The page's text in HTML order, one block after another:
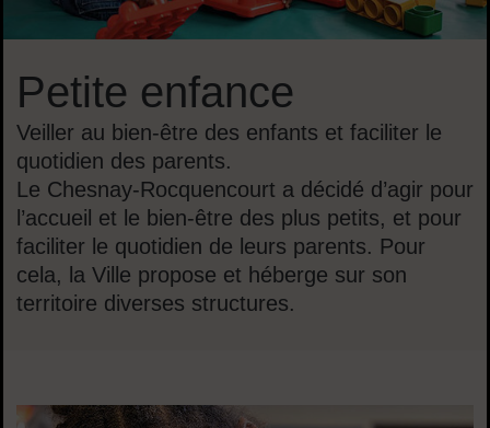
Petite enfance
Veiller au bien-être des enfants et faciliter le
quotidien des parents.
Le Chesnay-Rocquencourt a décidé d’agir pour
l’accueil et le bien-être des plus petits, et pour
faciliter le quotidien de leurs parents. Pour
cela, la Ville propose et héberge sur son
territoire diverses structures.
Dans cette rubrique